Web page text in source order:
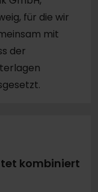
für die wir
mit
der
kombiniert